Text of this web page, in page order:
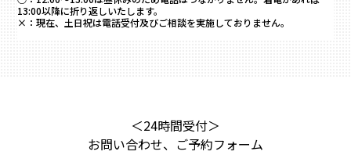
13:00以降に折り返しいたします。
×： 現在、土日祝は電話受付及びご相談を実施しておりません。
＜24時間受付＞
お問い合わせ、ご予約フォーム